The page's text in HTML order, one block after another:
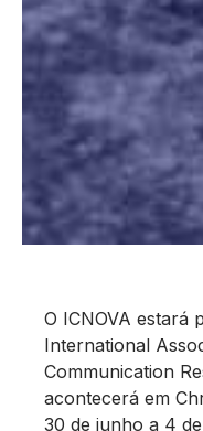
O ICNOVA estará
International
Communication
acontecerá em
30 de junho a 4